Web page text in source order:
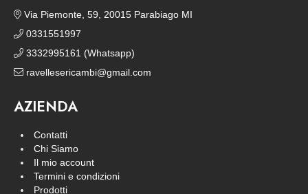
Via Piemonte, 59, 20015 Parabiago MI
0331551997
3332995161 (Whatsapp)
ravellesericambi@gmail.com
AZIENDA
Contatti
Chi Siamo
Il mio account
Termini e condizioni
Prodotti